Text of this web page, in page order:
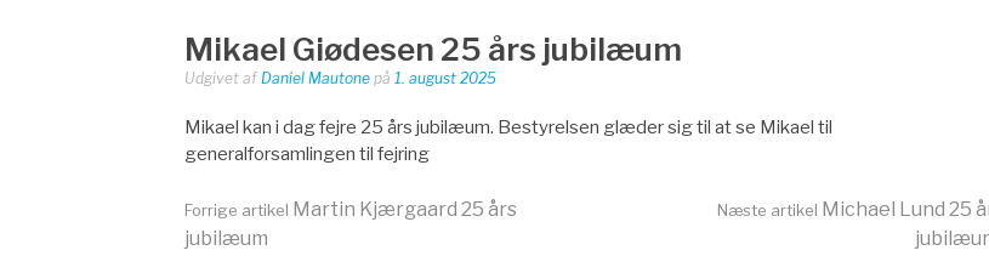
Mikael Giødesen 25 års jubilæum
Udgivet af Daniel Mautone på 1. august 2025
Mikael kan i dag fejre 25 års jubilæum. Bestyrelsen glæder sig til at se Mikael til
generalforsamlingen til fejring
Læs
Forrige artikel Martin Kjærgaard 25 års
jubilæum
Næste artikel Michael Lund 25